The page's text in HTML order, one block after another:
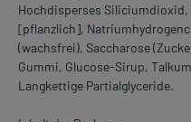
Hochdisperses Siliciumdioxid,
[pflanzlich],
(wachsfrei), Saccharose
Gummi, Glucose-Sirup,
Langkettige Partialglyceride.